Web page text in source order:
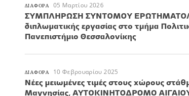
ΔΙΑΦΟΡΑ 05 Μαρτίου 2026
ΣΥΜΠΛΗΡΩΣΗ ΣΥΝΤΟΜΟΥ
διπλωματικής εργασίας στο τμήμα
Πανεπιστήμιο Θεσσαλονίκης
ΔΙΑΦΟΡΑ 10 Φεβρουαρίου 2025
Νέες μειωμένες τιμές στους χώρους
Μαγνησίας, ΑΥΤΟΚΙΝΗΤΟΔΡΟΜΟ